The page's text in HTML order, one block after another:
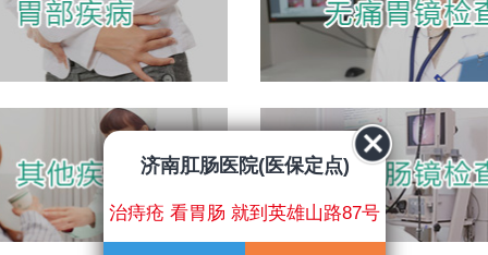
济南肛肠医院(医保定点)
治痔疮 看胃肠 就到英雄山路87号